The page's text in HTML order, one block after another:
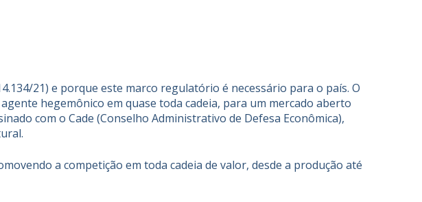
21) e porque este marco regulatório é necessário para o país. O
hegemônico em quase toda cadeia, para um mercado aberto
com o Cade (Conselho Administrativo de Defesa Econômica),
a competição em toda cadeia de valor, desde a produção até